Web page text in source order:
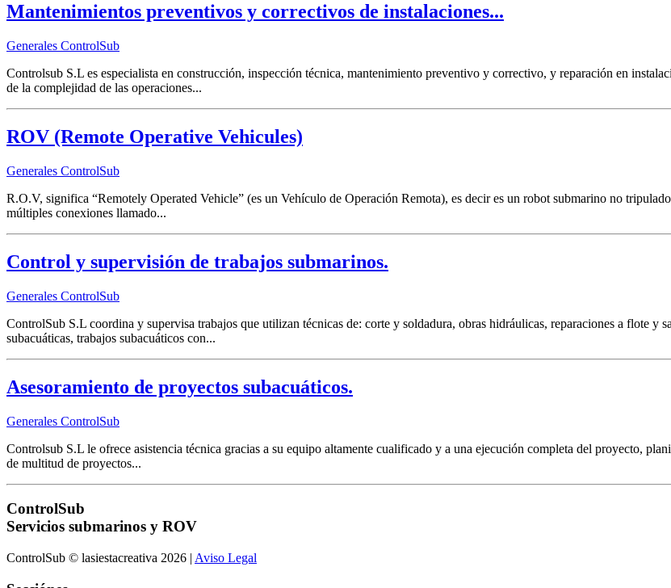
Mantenimientos preventivos y correctivos de instalaciones...
Generales ControlSub
Controlsub S.L es especialista en construcción, inspección técnica, mantenimiento preventivo y correctivo, y reparación en
de la complejidad de las operaciones...
ROV (Remote Operative Vehicules)
Generales ControlSub
R.O.V, significa “Remotely Operated Vehicle” (es un Vehículo de Operación Remota), es decir es un robot submarino no
múltiples conexiones llamado...
Control y supervisión de trabajos submarinos.
Generales ControlSub
ControlSub S.L coordina y supervisa trabajos que utilizan técnicas de: corte y soldadura, obras hidráulicas, reparaciones a flote y
subacuáticas, trabajos subacuáticos con...
Asesoramiento de proyectos subacuáticos.
Generales ControlSub
Controlsub S.L le ofrece asistencia técnica gracias a su equipo altamente cualificado y a una ejecución completa del proyecto,
de multitud de proyectos...
ControlSub
Servicios submarinos y ROV
ControlSub © lasiestacreativa 2026 | Aviso Legal